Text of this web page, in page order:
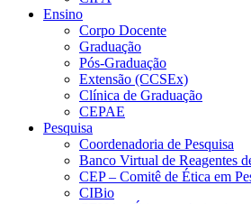
Ensino
Corpo Docente
Graduação
Pós-Graduação
Extensão (CCSEx)
Clínica de Graduação
CEPAE
Pesquisa
Coordenadoria de Pesquisa
Banco Virtual de Reagentes
CEP – Comitê de Ética em
CIBio